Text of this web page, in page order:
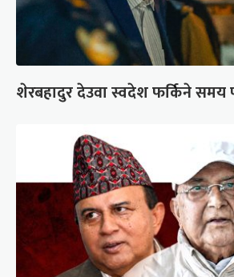
शेरबहादुर देउवा स्वदेश फर्किने समय